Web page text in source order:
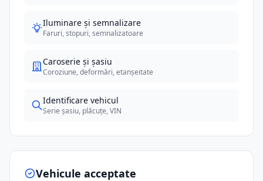
Iluminare și semnalizare
Faruri, stopuri, semnalizatoare
Caroserie și șasiu
Coroziune, deformări, etanșeitate
Identificare vehicul
Serie șasiu, plăcuțe, VIN
Vehicule acceptate